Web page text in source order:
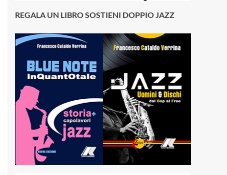
REGALA UN LIBRO SOSTIENI DOPPIO JAZZ